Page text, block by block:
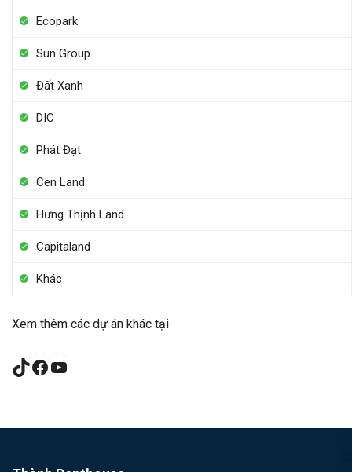
Ecopark
Sun Group
Đất Xanh
DIC
Phát Đạt
Cen Land
Hưng Thịnh Land
Capitaland
Khác
Xem thêm các dự án khác tại
TikTok
Facebook